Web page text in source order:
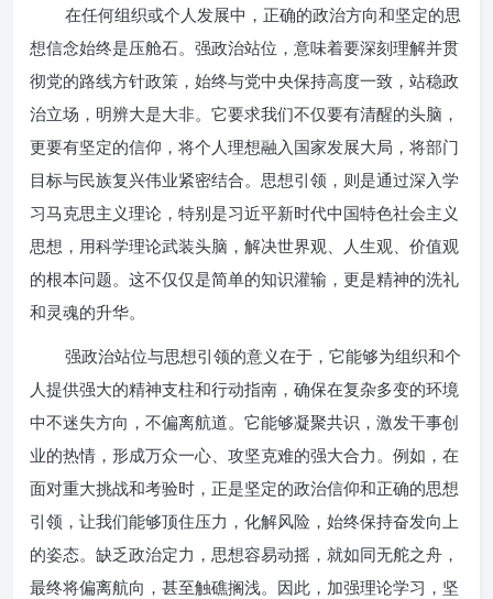
在任何组织或个人发展中，正确的政治方向和坚定的思
想信念始终是压舱石。强政治站位，意味着要深刻理解并贯
彻党的路线方针政策，始终与党中央保持高度一致，站稳政
治立场，明辨大是大非。它要求我们不仅要有清醒的头脑，
更要有坚定的信仰，将个人理想融入国家发展大局，将部门
目标与民族复兴伟业紧密结合。思想引领，则是通过深入学
习马克思主义理论，特别是习近平新时代中国特色社会主义
思想，用科学理论武装头脑，解决世界观、人生观、价值观
的根本问题。这不仅仅是简单的知识灌输，更是精神的洗礼
和灵魂的升华。
强政治站位与思想引领的意义在于，它能够为组织和个
人提供强大的精神支柱和行动指南，确保在复杂多变的环境
中不迷失方向，不偏离航道。它能够凝聚共识，激发干事创
业的热情，形成万众一心、攻坚克难的强大合力。例如，在
面对重大挑战和考验时，正是坚定的政治信仰和正确的思想
引领，让我们能够顶住压力，化解风险，始终保持奋发向上
的姿态。缺乏政治定力，思想容易动摇，就如同无舵之舟，
最终将偏离航向，甚至触礁搁浅。因此，加强理论学习，坚